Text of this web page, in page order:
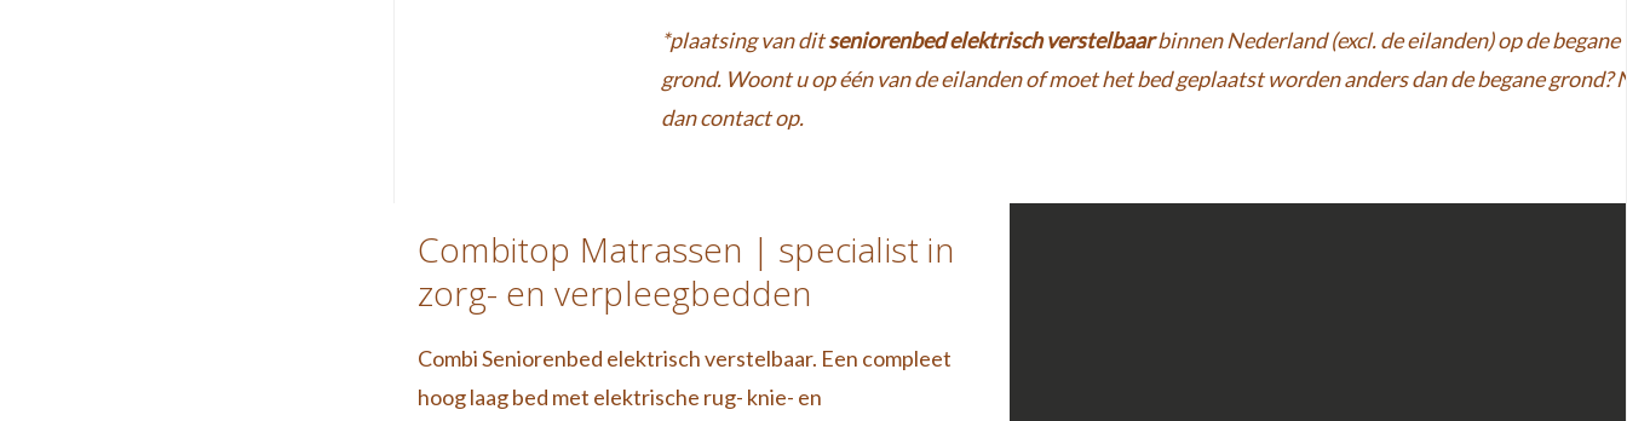
*plaatsing van ditseniorenbed elektrisch verstelbaarbinnen Nederland (excl. de eilanden) op de begane
grond. Woont u op één van de eilanden of moet het bed geplaatst worden anders dan de begane grond?
dan contact op.
Combitop Matrassen | specialist in
zorg- en verpleegbedden
Combi Seniorenbed elektrisch verstelbaar. Een compleet
hoog laag bed met elektrische rug- knie- en